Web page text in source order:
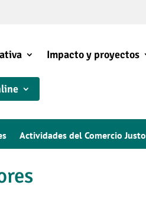
Impacto y proyectos
Actividades del Comercio Justo